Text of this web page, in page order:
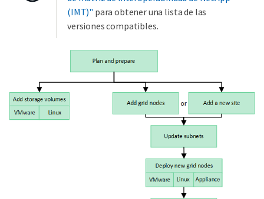
(IMT)" para obtener una lista de las
versiones compatibles.